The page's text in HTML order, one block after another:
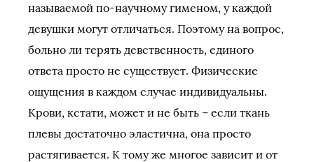
называемой по-научному гименом, у каждой
девушки могут отличаться. Поэтому на вопрос,
больно ли терять девственность, единого
ответа просто не существует. Физические
ощущения в каждом случае индивидуальны.
Крови, кстати, может и не быть – если ткань
плевы достаточно эластична, она просто
растягивается. К тому же многое зависит и от